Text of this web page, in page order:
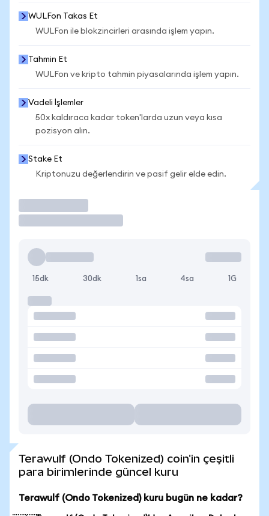
WULFon Takas Et
WULFon ile blokzincirleri arasında işlem yapın.
Tahmin Et
WULFon ve kripto tahmin piyasalarında işlem yapın.
Vadeli İşlemler
50x kaldıraca kadar token'larda uzun veya kısa
pozisyon alın.
Stake Et
Kriptonuzu değerlendirin ve pasif gelir elde edin.
15dk 30dk 1sa 4sa 1G
Terawulf (Ondo Tokenized) coin'in çeşitli
para birimlerinde güncel kuru
Terawulf (Ondo Tokenized) kuru bugün ne kadar?